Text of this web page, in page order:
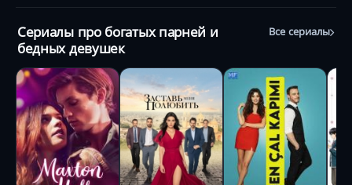
Сериалы про богатых парней и
бедных девушек
Все сериалы